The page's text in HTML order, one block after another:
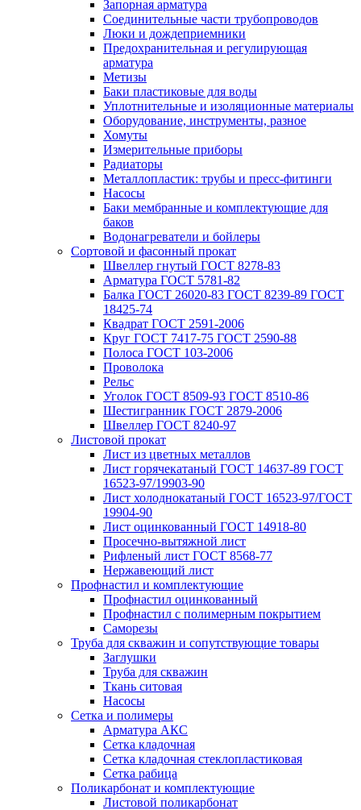
Запорная арматура
Соединительные части трубопроводов
Люки и дождеприемники
Предохранительная и регулирующая
арматура
Метизы
Баки пластиковые для воды
Уплотнительные и изоляционные материалы
Оборудование, инструменты, разное
Хомуты
Измерительные приборы
Радиаторы
Металлопластик: трубы и пресс-фитинги
Насосы
Баки мембранные и комплектующие для
баков
Водонагреватели и бойлеры
Сортовой и фасонный прокат
Швеллер гнутый ГОСТ 8278-83
Арматура ГОСТ 5781-82
Балка ГОСТ 26020-83 ГОСТ 8239-89 ГОСТ
18425-74
Квадрат ГОСТ 2591-2006
Круг ГОСТ 7417-75 ГОСТ 2590-88
Полоса ГОСТ 103-2006
Проволока
Рельс
Уголок ГОСТ 8509-93 ГОСТ 8510-86
Шестигранник ГОСТ 2879-2006
Швеллер ГОСТ 8240-97
Листовой прокат
Лист из цветных металлов
Лист горячекатаный ГОСТ 14637-89 ГОСТ
16523-97/19903-90
Лист холоднокатаный ГОСТ 16523-97/ГОСТ
19904-90
Лист оцинкованный ГОСТ 14918-80
Просечно-вытяжной лист
Рифленый лист ГОСТ 8568-77
Нержавеющий лист
Профнастил и комплектующие
Профнастил оцинкованный
Профнастил с полимерным покрытием
Саморезы
Труба для скважин и сопутствующие товары
Заглушки
Труба для скважин
Ткань ситовая
Насосы
Сетка и полимеры
Арматура АКС
Сетка кладочная
Сетка кладочная стеклопластиковая
Сетка рабица
Поликарбонат и комплектующие
Листовой поликарбонат